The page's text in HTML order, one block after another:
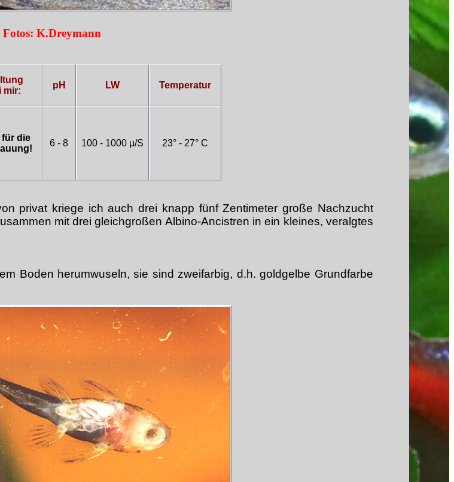
Fotos: K.Dreymann
mir:
für die
pH
6 - 8
LW
100 - 1000 µ/S
Temperatur
23° - 27° C
privat kriege ich auch drei knapp fünf Zentimeter große Nachzucht
mit drei gleichgroßen Albino-Ancistren in ein kleines, veralgtes
Boden herumwuseln, sie sind zweifarbig, d.h. goldgelbe Grundfarbe